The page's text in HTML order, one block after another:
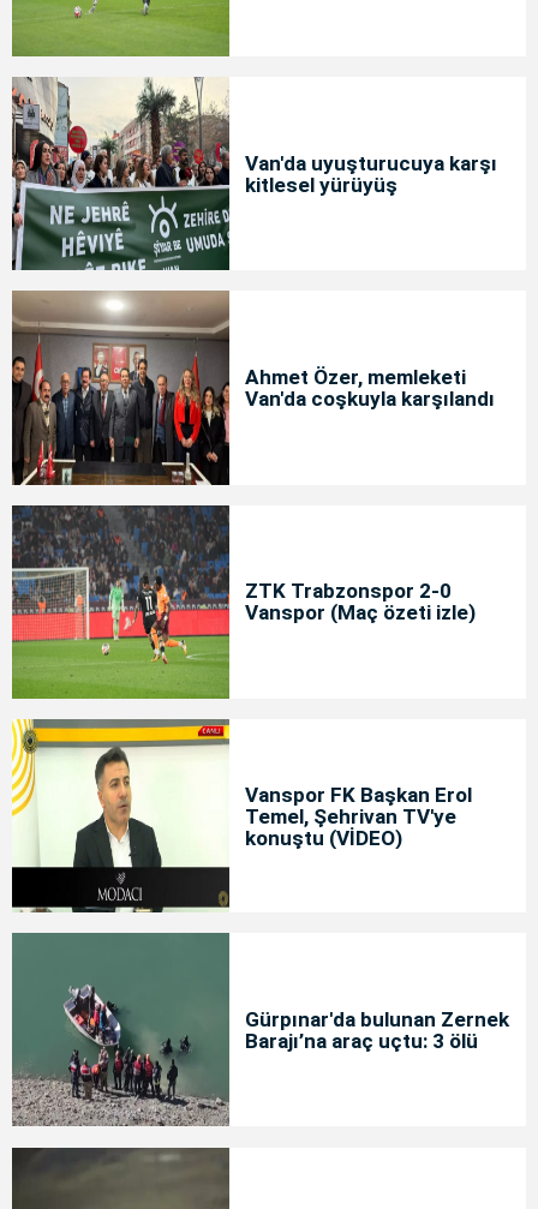
Van'da uyuşturucuya karşı
kitlesel yürüyüş
Ahmet Özer, memleketi
Van'da coşkuyla karşılandı
ZTK Trabzonspor 2-0
Vanspor (Maç özeti izle)
Vanspor FK Başkan Erol
Temel, Şehrivan TV'ye
konuştu (VİDEO)
Gürpınar'da bulunan Zernek
Barajı’na araç uçtu: 3 ölü